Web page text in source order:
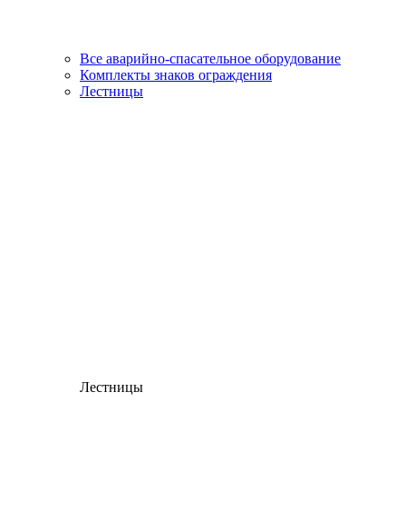
Все аварийно-спасательное оборудование
Комплекты знаков ограждения
Лестницы
Лестницы